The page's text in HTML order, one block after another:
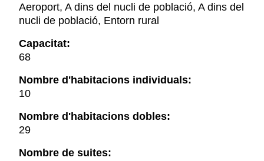
Aeroport, A dins del nucli de població, A dins del
nucli de població, Entorn rural
Capacitat:
68
Nombre d'habitacions individuals:
10
Nombre d'habitacions dobles:
29
Nombre de suites: